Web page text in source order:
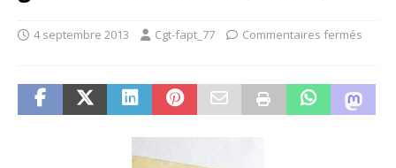
4 septembre 2013 Cgt-fapt_77 Commentaires fermés